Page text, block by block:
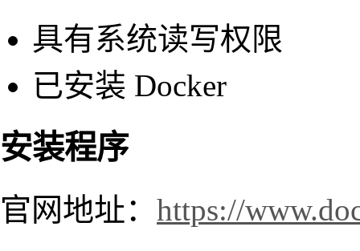
具有系统读写权限
已安装 Docker
安装程序
官网地址： https://